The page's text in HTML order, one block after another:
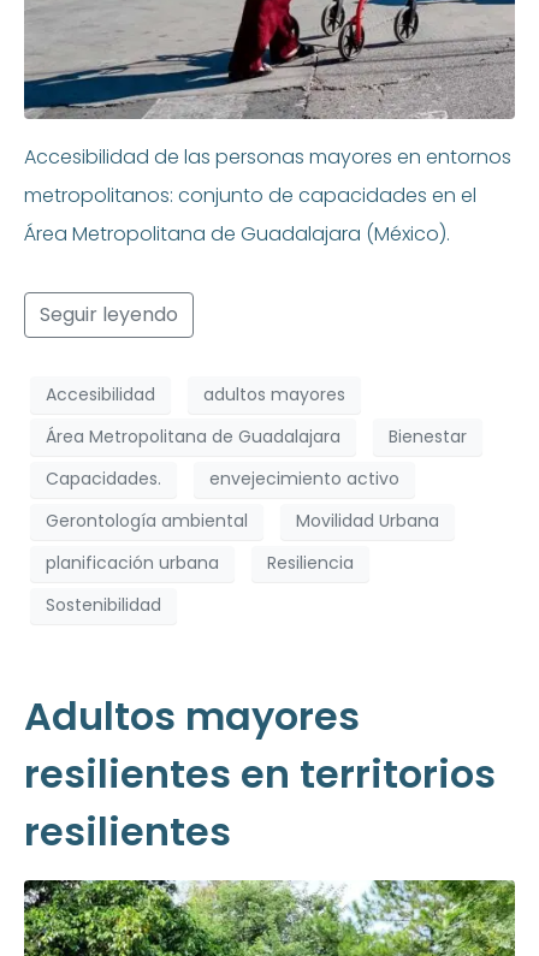
Accesibilidad de las personas mayores en entornos
metropolitanos: conjunto de capacidades en el
Área Metropolitana de Guadalajara (México).
Seguir leyendo
Accesibilidad
adultos mayores
Área Metropolitana de Guadalajara
Bienestar
Capacidades.
envejecimiento activo
Gerontología ambiental
Movilidad Urbana
planificación urbana
Resiliencia
Sostenibilidad
Adultos mayores
resilientes en territorios
resilientes